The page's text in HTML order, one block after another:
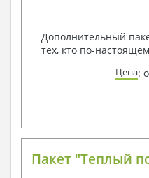
Дополнительный
тех, кто по-
Цена:
Пакет "Теплый